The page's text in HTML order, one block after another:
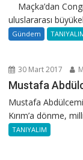
Maçka’dan
uluslararası
Gündem
30 Mart 2017
Mustafa
Mustafa Abdülcemil
Kırım’a dönme,
TANIYALIM